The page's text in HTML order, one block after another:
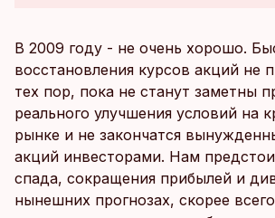
В 2009 году - не очень хорошо.
восстановления курсов акций не
тех пор, пока не станут заметны
реального улучшения условий на
рынке и не закончатся
акций инвесторами. Нам
спада, сокращения прибылей и
нынешних прогнозах, скорее